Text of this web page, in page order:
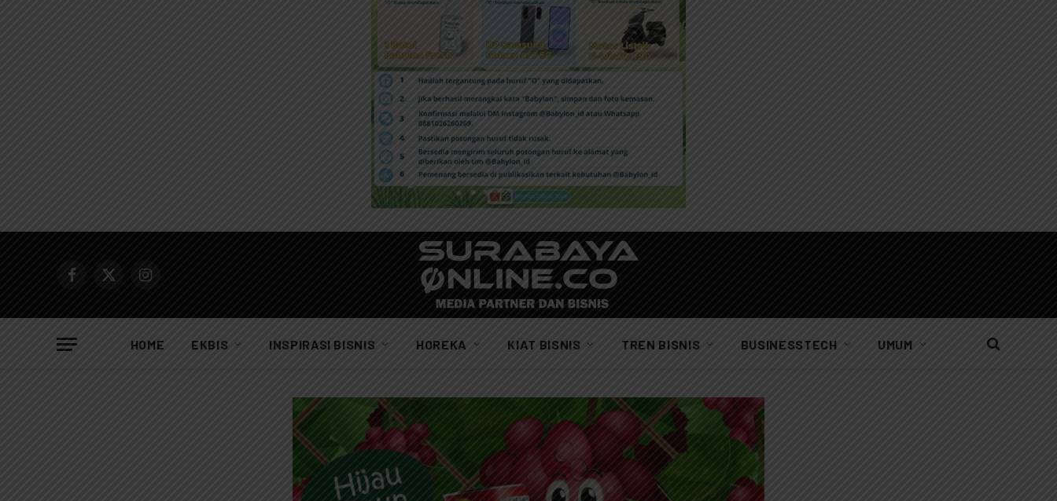
Facebook
X
Instagram
HOME EKBIS INSPIRASI BISNIS HOREKA KIAT BISNIS TREN BISNIS BUSINESSTECH UMUM